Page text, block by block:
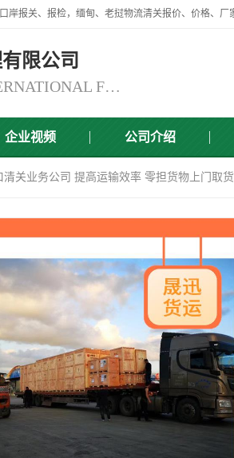
限公司
YUNNAN SINCERITY INTERNATIONAL FREIGHT FOR WARDING CO.,LTD
企业视频 公司介绍
清关业务公司 提高运输效率 零担货物上门取货